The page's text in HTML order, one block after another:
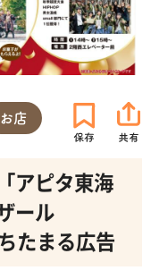
お店
アピタ東海
ール
たまる広告